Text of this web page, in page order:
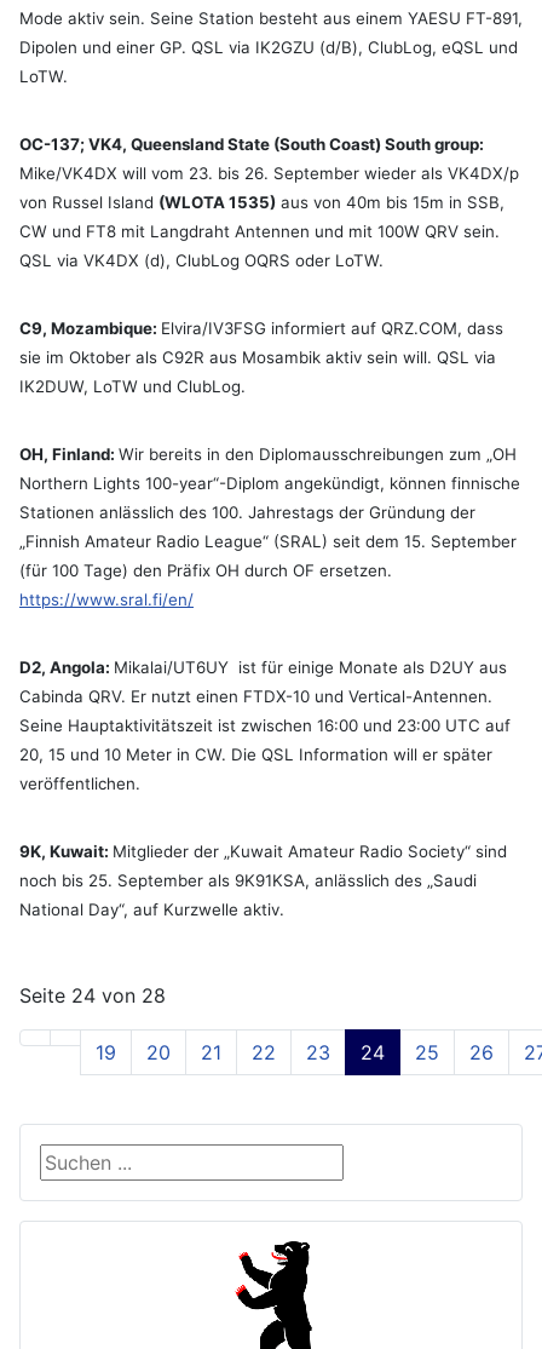
Mode aktiv sein. Seine Station besteht aus einem YAESU FT-891,
Dipolen und einer GP. QSL via IK2GZU (d/B), ClubLog, eQSL und
LoTW.
OC-137; VK4, Queensland State (South Coast) South group:
Mike/VK4DX will vom 23. bis 26. September wieder als VK4DX/p
von Russel Island (WLOTA 1535) aus von 40m bis 15m in SSB,
CW und FT8 mit Langdraht Antennen und mit 100W QRV sein.
QSL via VK4DX (d), ClubLog OQRS oder LoTW.
C9, Mozambique: Elvira/IV3FSG informiert auf QRZ.COM, dass
sie im Oktober als C92R aus Mosambik aktiv sein will. QSL via
IK2DUW, LoTW und ClubLog.
OH, Finland: Wir bereits in den Diplomausschreibungen zum „OH
Northern Lights 100-year“-Diplom angekündigt, können finnische
Stationen anlässlich des 100. Jahrestags der Gründung der
„Finnish Amateur Radio League“ (SRAL) seit dem 15. September
(für 100 Tage) den Präfix OH durch OF ersetzen.
https://www.sral.fi/en/
D2, Angola: Mikalai/UT6UY ist für einige Monate als D2UY aus
Cabinda QRV. Er nutzt einen FTDX-10 und Vertical-Antennen.
Seine Hauptaktivitätszeit ist zwischen 16:00 und 23:00 UTC auf
20, 15 und 10 Meter in CW. Die QSL Information will er später
veröffentlichen.
9K, Kuwait: Mitglieder der „Kuwait Amateur Radio Society“ sind
noch bis 25. September als 9K91KSA, anlässlich des „Saudi
National Day“, auf Kurzwelle aktiv.
Seite 24 von 28
19 20 21 22 23 24 25 26
Suche